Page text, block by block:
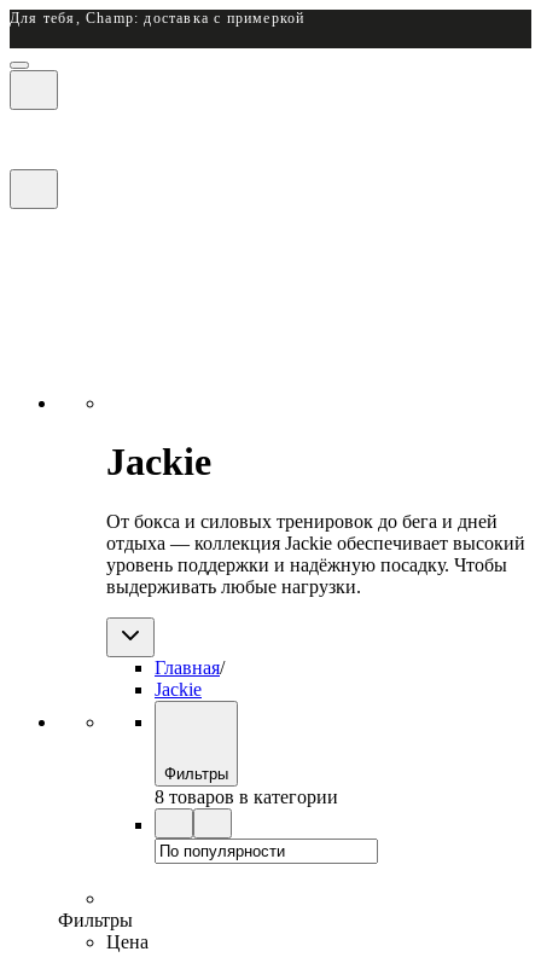
Для тебя, Champ: доставка с примеркой
Jackie
От бокса и силовых тренировок до бега и дней
отдыха — коллекция Jackie обеспечивает высокий
уровень поддержки и надёжную посадку. Чтобы
выдерживать любые нагрузки.
Главная/
Jackie
Фильтры
8 товаров в категории
Фильтры
Цена